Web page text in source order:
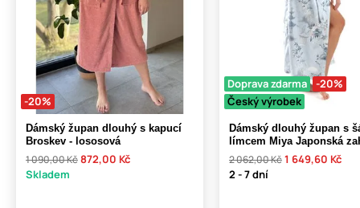
-20%
Dámský župan dlouhý s kapucí
Broskev - lososová
1 090,00 Kč872,00 Kč
Skladem
Doprava zdarma
-20%
Český výrobek
Dámský dlouhý župan s
límcem Miya Japonská
2 062,00 Kč1 649,60 Kč
2 - 7 dní